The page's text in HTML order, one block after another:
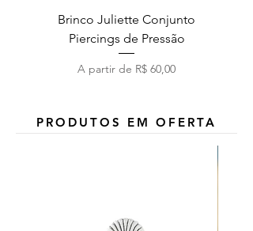
Brinco Juliette Conjunto
Piercings de Pressão
A partir de R$ 60,00
Preço promocional
PRODUTOS EM OFERTA